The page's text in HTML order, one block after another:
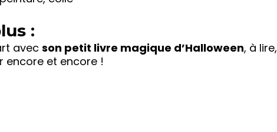
:
avec son petit livre magique d’Halloween, à lire,
encore et encore !